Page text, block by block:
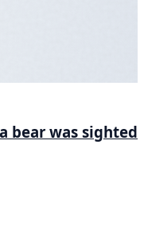
bear was sighted